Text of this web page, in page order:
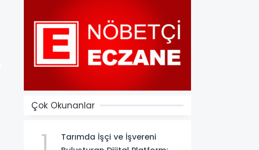
Çok Okunanlar
Tarımda İşçi ve İşvereni